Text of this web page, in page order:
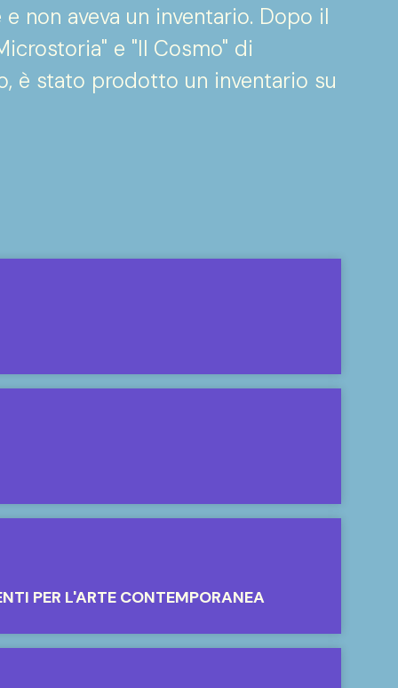
non aveva un inventario. Dopo il
e "Il Cosmo" di
è stato prodotto un inventario su
PER L'ARTE CONTEMPORANEA